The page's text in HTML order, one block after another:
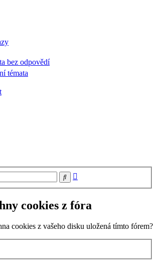
bez odpovědí
témata
Hledat
cookies z fóra
cookies z vašeho disku uložená tímto fórem?